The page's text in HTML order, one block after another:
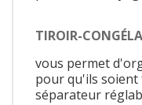
TIROIR-
vous permet
pour qu'ils soient
séparateur